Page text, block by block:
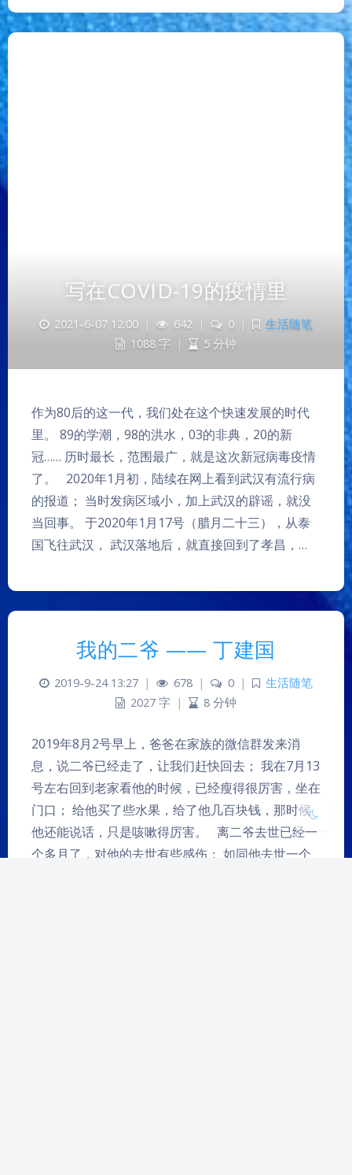
关闭 日落 暗化
写在COVID-19的疫情里
2021-6-07 12:00 | 642 | 0 |
生活随笔
1088 字
| 5 分钟
作为80后的这一代，我们处在这个快速发展的时代
里。 89的学潮，98的洪水，03的非典，20的新
冠…… 历时最长，范围最广，就是这次新冠病毒疫情
了。 2020年1月初，陆续在网上看到武汉有流行病
的报道； 当时发病区域小，加上武汉的辟谣，就没
当回事。 于2020年1月17号（腊月二十三），从泰
国飞往武汉， 武汉落地后，就直接回到了孝昌，…
我的二爷 —— 丁建国
2019-9-24 13:27 | 678 | 0 |
生活随笔
2027 字 | 8 分钟
2019年8月2号早上，爸爸在家族的微信群发来消
息，说二爷已经走了，让我们赶快回去； 我在7月13
号左右回到老家看他的时候，已经瘦得很厉害，坐在
门口； 给他买了些水果，给了他几百块钱，那时候
他还能说话，只是咳嗽得厉害。 离二爷去世已经一
个多月了，对他的去世有些感伤； 如同他去世一个